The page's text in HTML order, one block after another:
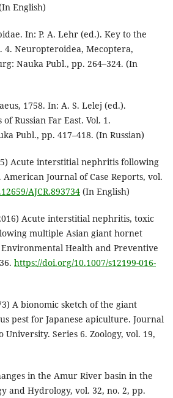
English)
In: P. A. Lehr (ed.). Key to the
4. Neuropteroidea, Mecoptera,
Nauka Publ., pp. 264–324. (In
1758. In: A. S. Lelej (ed.).
Russian Far East. Vol. 1.
Publ., pp. 417–418. (In Russian)
Acute interstitial nephritis following
Journal of Case Reports, vol.
AJCR.893734 (In English)
Acute interstitial nephritis, toxic
multiple Asian giant hornet
Health and Preventive
https://doi.org/10.1007/s12199-016-
A bionomic sketch of the giant
pest for Japanese apiculture. Journal
Series 6. Zoology, vol. 19,
in the Amur River basin in the
and Hydrology, vol. 32, no. 2, pp.